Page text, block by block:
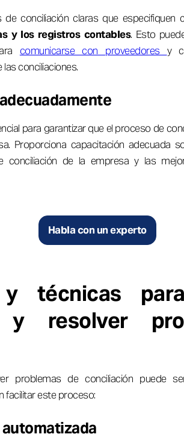
conciliación claras que especifiquen
y los registros contables. Esto
comunicarse con proveedores y
conciliaciones.
para garantizar que el proceso de
Proporciona capacitación adecuada
conciliación de la empresa y las
Habla con un experto
y técnicas
y resolver
problemas de conciliación puede
facilitar este proceso: